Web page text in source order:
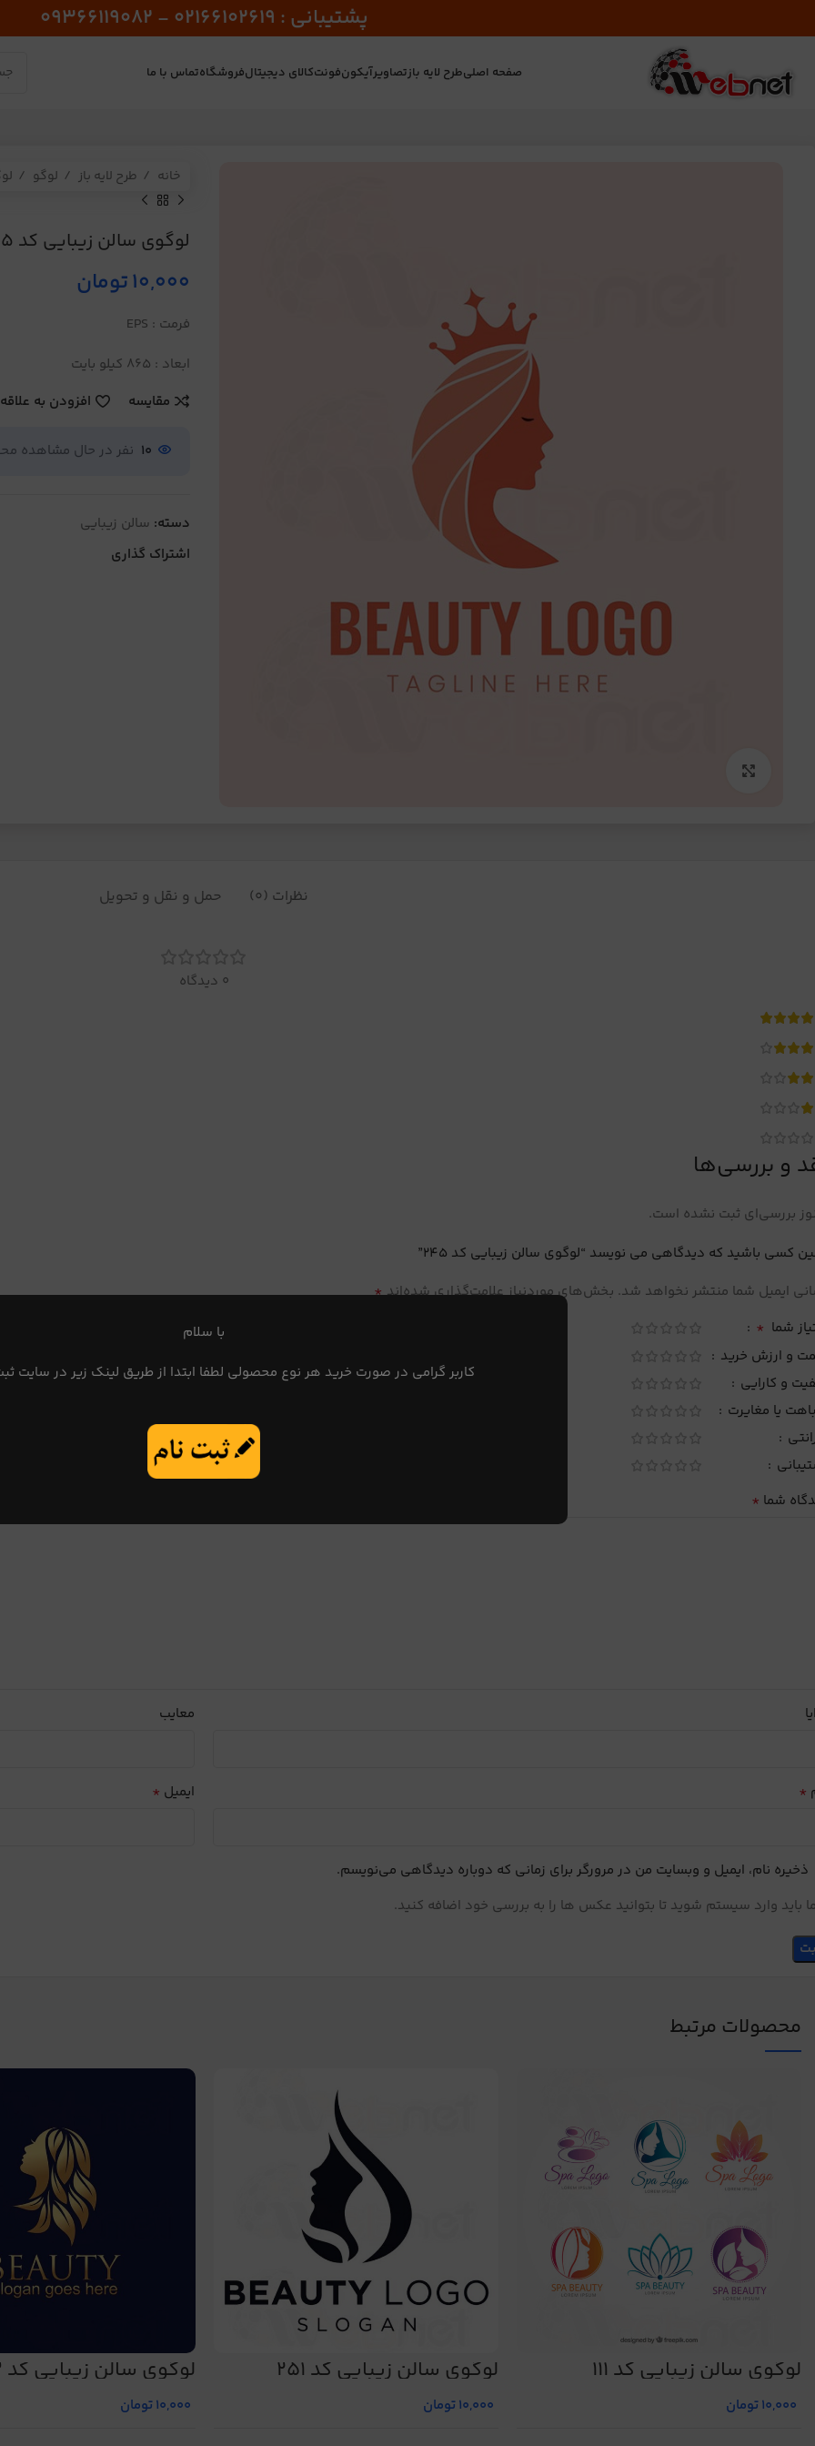
با سلام
کاربر گرامی در صورت خرید هر نوع محصولی لطفا ابتدا از طریق لینک زیر در سایت
پشتیبانی : 02166102619 - 09366119082
صفحه اصلیطرح لایه بازتصاویرآیکونفونتکالای دیجیتالفروشگاهتماس با ما
خانه طرح لایه باز لوگو
لوگوی سالن زیبایی کد 245
10,000تومان
فرمت : EPS
ابعاد : 865 کیلو بایت
مقایسه
افزودن به
10 نفر در حال مشاهده
دسته: سالن زیبایی
اشتراک گذاری
نظرات (0) حمل و نقل و تحویل
0 دیدگاه
و بررسی‌ها
بررسی‌ای ثبت نشده است.
کسی باشید که دیدگاهی می نویسد “لوگوی سالن زیبایی کد 245”
ایمیل شما منتشر نخواهد شد. بخش‌های موردنیاز علامت‌گذاری شده‌اند*
شما *
و ارزش خرید
و کارایی
یا مغایرت
شما *
معایب
* ایمیل *
ذخیره نام، ایمیل و وبسایت من در مرورگر برای زمانی که دوباره دیدگاهی می‌نویسم.
باید وارد سیستم شوید تا بتوانید عکس ها را به بررسی خود اضافه کنید.
محصولات مرتبط
لوگوی سالن زیبایی کد 111
10,000تومان
لوگوی سالن زیبایی کد 251
10,000تومان
لوگوی سالن زیبایی کد 243
10,000تومان